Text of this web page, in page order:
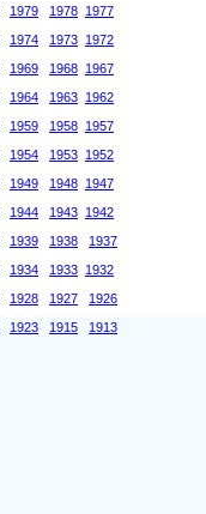
1979 1978 1977
1974 1973 1972
1969 1968 1967
1964 1963 1962
1959 1958 1957
1954 1953 1952
1949 1948 1947
1944 1943 1942
1939 1938
1937
1934 1933 1932
1928 1927
1926
1923 1915
1913